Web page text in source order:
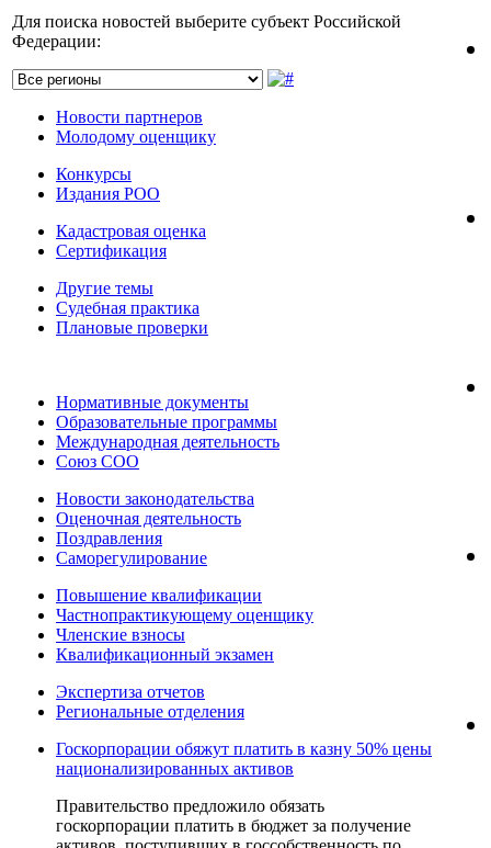
Для поиска новостей выберите субъект Российской
Федерации:
Новости партнеров
Молодому оценщику
Конкурсы
Издания РОО
Кадастровая оценка
Сертификация
Другие темы
Судебная практика
Плановые проверки
Нормативные документы
Образовательные программы
Международная деятельность
Союз СОО
Новости законодательства
Оценочная деятельность
Поздравления
Саморегулирование
Повышение квалификации
Частнопрактикующему оценщику
Членские взносы
Квалификационный экзамен
Экспертиза отчетов
Региональные отделения
Госкорпорации обяжут платить в казну 50% цены
национализированных активов
Правительство предложило обязать
госкорпорации платить в бюджет за получение